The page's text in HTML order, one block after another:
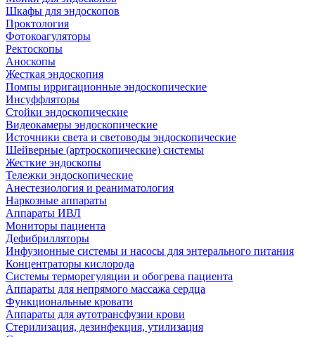
Шкафы для эндоскопов
Проктология
Фотокоагуляторы
Ректоскопы
Аноскопы
Жесткая эндоскопия
Помпы ирригационные эндоскопические
Инсуффляторы
Стойки эндоскопические
Видеокамеры эндоскопические
Источники света и световоды эндоскопические
Шейверные (артроскопические) системы
Жесткие эндоскопы
Тележки эндоскопические
Анестезиология и реаниматология
Наркозные аппараты
Аппараты ИВЛ
Мониторы пациента
Дефибрилляторы
Инфузионные системы и насосы для энтерального питания
Концентраторы кислорода
Системы терморегуляции и обогрева пациента
Аппараты для непрямого массажа сердца
Функциональные кровати
Аппараты для аутотрансфузии крови
Стерилизация, дезинфекция, утилизация